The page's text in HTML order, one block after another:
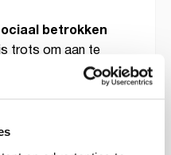
betrokken
trots om aan te
van Willem II.
we bewust de keuze
In plaats van
kiest Willem II voor